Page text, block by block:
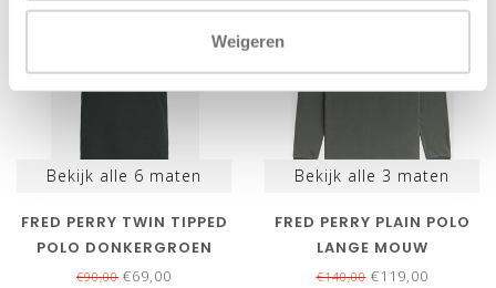
Weigeren
Bekijk alle 6 maten
FRED PERRY TWIN TIPPED
POLO DONKERGROEN
€90,00 €69,00
Bekijk alle 3 maten
FRED PERRY PLAIN POLO
LANGE MOUW
OLIJFGROEN MET
€140,00€119,00